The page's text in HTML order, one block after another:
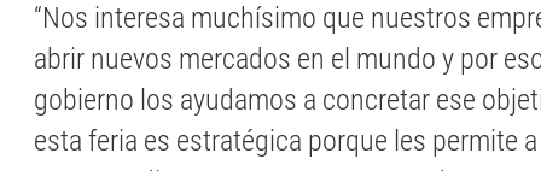
“Nos interesa muchísimo que nuestros
abrir nuevos mercados en el mundo y por
gobierno los ayudamos a concretar ese
esta feria es estratégica porque les permite